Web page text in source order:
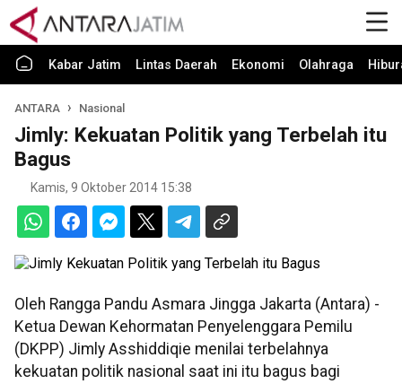
Kabar Jatim Lintas Daerah Ekonomi Olahraga
ANTARA Nasional
Jimly: Kekuatan Politik yang Terbelah itu
Bagus
Kamis, 9 Oktober 2014 15:38
Oleh Rangga Pandu Asmara Jingga Jakarta (Antara) -
Ketua Dewan Kehormatan Penyelenggara Pemilu
(DKPP) Jimly Asshiddiqie menilai terbelahnya
kekuatan politik nasional saat ini itu bagus bagi